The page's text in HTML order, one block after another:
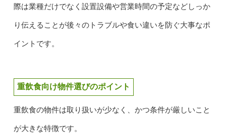
際は業種だけでなく設置設備や営業時間の予定などしっか
り伝えることが後々のトラブルや食い違いを防ぐ大事なポ
イントです。
重飲食向け物件選びのポイント
重飲食の物件は取り扱いが少なく、かつ条件が厳しいこと
が大きな特徴です。